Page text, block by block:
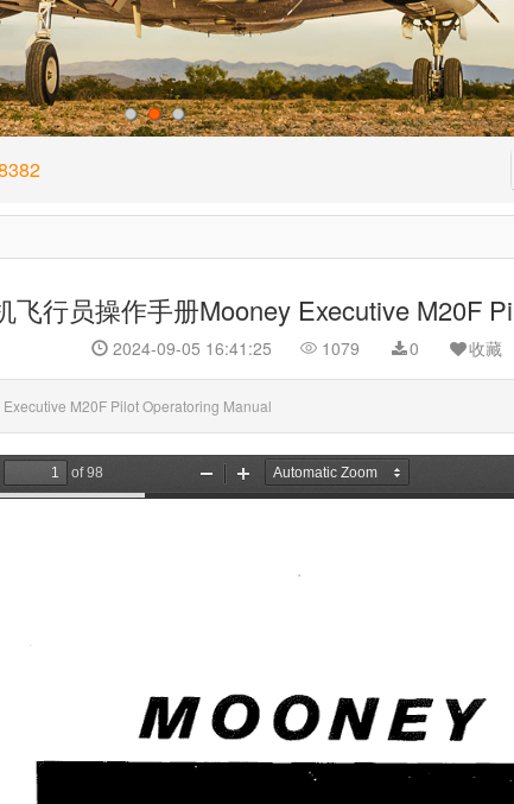
行员操作手册Mooney Executive M20F
2024-09-05 16:41:25 1079 0 收藏
M20F Pilot Operatoring Manual